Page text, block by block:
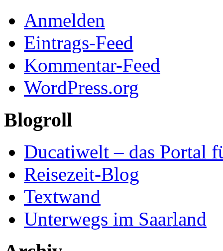
Anmelden
Eintrags-Feed
Kommentar-Feed
WordPress.org
Blogroll
Ducatiwelt – das Portal
Reisezeit-Blog
Textwand
Unterwegs im Saarland